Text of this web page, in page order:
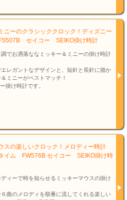
ニーのクラシッククロック！ディズニー
セイコー SEIKO掛け時計
でお洒落ななミッキー＆ミニーの掛け時計
レガントなデザインと、短針と長針に描か
ミニーがベストマッチ！
掛け時計です。
スの楽しいクロック！メロディー時計
イム FW576B セイコー SEIKO掛け時
ィーで時を知らせるミッキーマウスの掛け
曲のメロディを順番に流してくれる楽しい